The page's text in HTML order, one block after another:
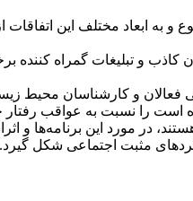
مختلف این اتفاقات از
و تبلیغات گمراه کننده
و کارشناسان محیط
است را نسبت به عواقب رفتار
در مورد این برنامه‌ها‌ و
مثبت اجتماعی شکل گیرد.